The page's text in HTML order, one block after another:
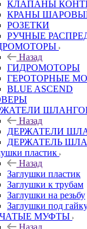
КЛАПАНЫ
КРАНЫ
РОЗЕТКИ
РУЧНЫЕ
Назад
ГИДРОМОТОРЫ
ГЕРОТОРНЫЕ
BLUE ASCEND
Назад
ДЕРЖАТЕЛИ
ДЕРЖАТЕЛЬ
пластик
Назад
Заглушки пластик
Заглушки к трубам
Заглушки на резьбу
Заглушки под
МУФТЫ
Назад